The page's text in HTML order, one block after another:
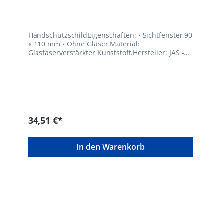
HandschutzschildEigenschaften: • Sichtfenster 90
x 110 mm • Ohne Gläser Material:
Glasfaserverstärkter Kunststoff.Hersteller: JAS -
34,51 €*
In den Warenkorb